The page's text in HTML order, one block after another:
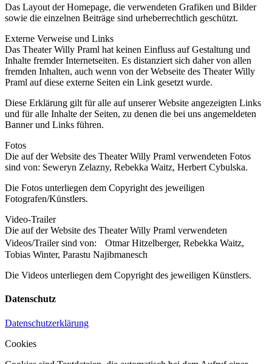
Das Layout der Homepage, die verwendeten Grafiken und Bilder
sowie die einzelnen Beiträge sind urheberrechtlich geschützt.
Externe Verweise und Links
Das Theater Willy Praml hat keinen Einfluss auf Gestaltung und
Inhalte fremder Internetseiten. Es distanziert sich daher von allen
fremden Inhalten, auch wenn von der Webseite des Theater Willy
Praml auf diese externe Seiten ein Link gesetzt wurde.
Diese Erklärung gilt für alle auf unserer Website angezeigten Links
und für alle Inhalte der Seiten, zu denen die bei uns angemeldeten
Banner und Links führen.
Fotos
Die auf der Website des Theater Willy Praml verwendeten Fotos
sind von: Seweryn Zelazny, Rebekka Waitz, Herbert Cybulska.
Die Fotos unterliegen dem Copyright des jeweiligen
Fotografen/Künstlers.
Video-Trailer
Die auf der Website des Theater Willy Praml verwendeten
Videos/Trailer sind von: Otmar Hitzelberger, Rebekka Waitz,
Tobias Winter, Parastu Najibmanesch
Die Videos unterliegen dem Copyright des jeweiligen Künstlers.
Datenschutz
Datenschutzerklärung
Cookies